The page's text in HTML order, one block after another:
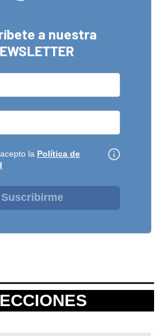
a nuestra
la Política de
Suscribirme